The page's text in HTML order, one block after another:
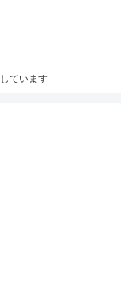
ています